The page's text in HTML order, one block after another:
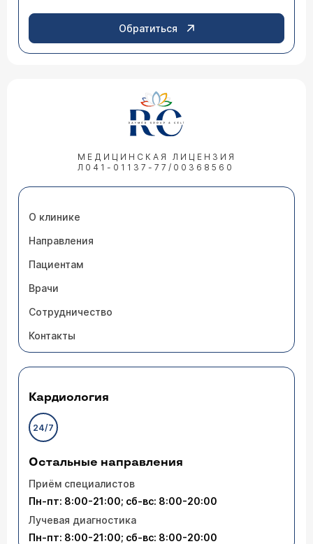
Обратиться
МЕДИЦИНСКАЯ ЛИЦЕНЗИЯ
Л041-01137-77/00368560
О клинике
Направления
Пациентам
Врачи
Сотрудничество
Контакты
Кардиология
24/7
Остальные направления
Приём специалистов
Пн-пт: 8:00-21:00; сб-вс: 8:00-20:00
Лучевая диагностика
Пн-пт: 8:00-21:00; сб-вс: 8:00-20:00